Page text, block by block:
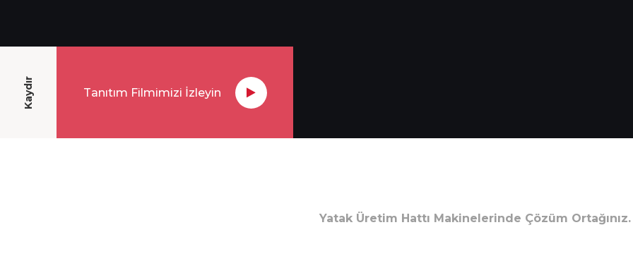
Kaydır Tanıtım Filmimizi İzleyin
Yatak Üretim Hattı Makinelerinde Çözüm Ortağınız.